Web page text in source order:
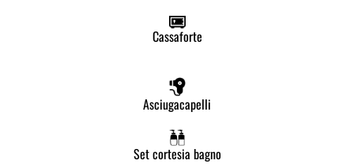
Cassaforte
Asciugacapelli
Set cortesia bagno